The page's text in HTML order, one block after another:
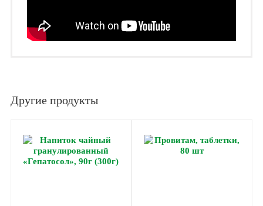
Другие продукты